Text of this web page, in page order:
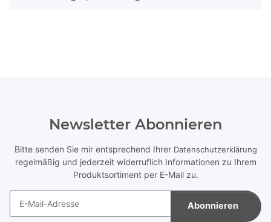
Newsletter Abonnieren
Bitte senden Sie mir entsprechend Ihrer Datenschutzerklärung
regelmäßig und jederzeit widerruflich Informationen zu Ihrem
Produktsortiment per E-Mail zu.
Abonnieren